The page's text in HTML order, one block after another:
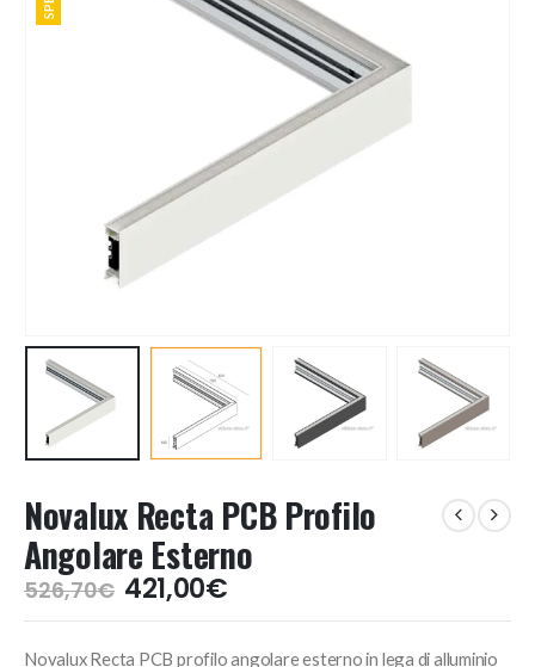
Novalux Recta PCB Profilo
Angolare Esterno
526,70€ Il
prezzo
421,00€Il
prezzo
Novalux Recta PCB profilo angolare esterno in lega di alluminio